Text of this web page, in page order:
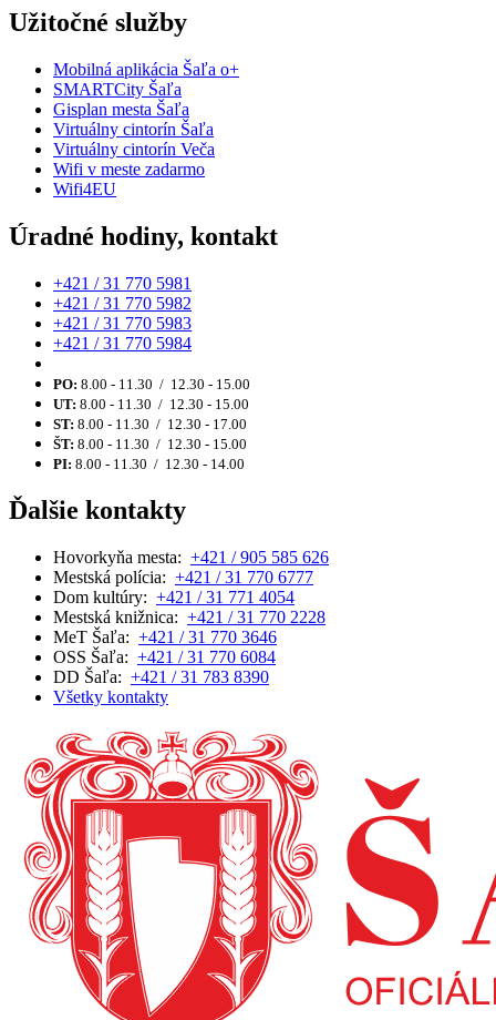
Užitočné služby
Mobilná aplikácia Šaľa o+
SMARTCity Šaľa
Gisplan mesta Šaľa
Virtuálny cintorín Šaľa
Virtuálny cintorín Veča
Wifi v meste zadarmo
Wifi4EU
Úradné hodiny, kontakt
+421 / 31 770 5981
+421 / 31 770 5982
+421 / 31 770 5983
+421 / 31 770 5984
PO: 8.00 - 11.30 / 12.30 - 15.00
UT: 8.00 - 11.30 / 12.30 - 15.00
ST: 8.00 - 11.30 / 12.30 - 17.00
ŠT: 8.00 - 11.30 / 12.30 - 15.00
PI: 8.00 - 11.30 / 12.30 - 14.00
Ďalšie kontakty
Hovorkyňa mesta: +421 / 905 585 626
Mestská polícia: +421 / 31 770 6777
Dom kultúry: +421 / 31 771 4054
Mestská knižnica: +421 / 31 770 2228
MeT Šaľa: +421 / 31 770 3646
OSS Šaľa: +421 / 31 770 6084
DD Šaľa: +421 / 31 783 8390
Všetky kontakty